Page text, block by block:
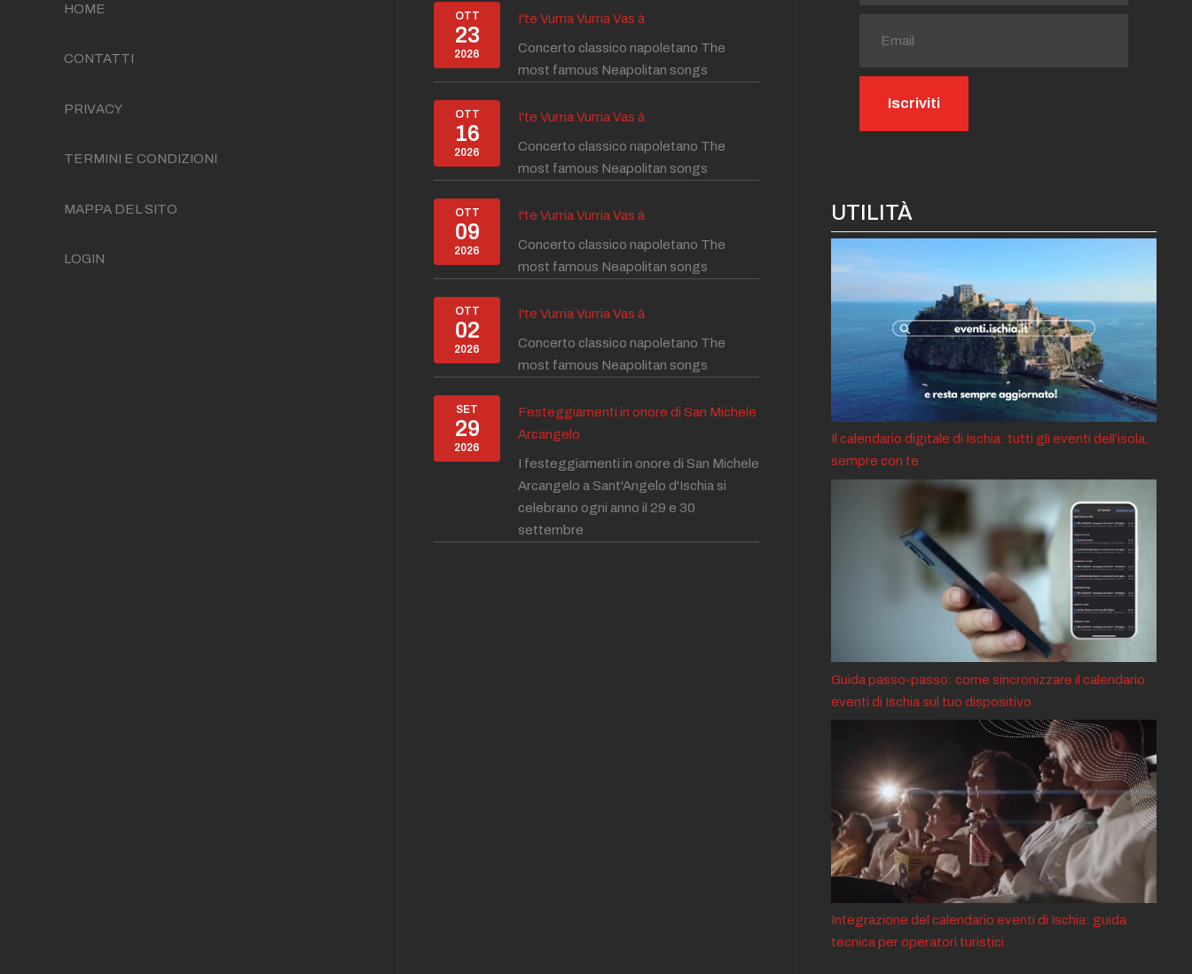
HOME
CONTATTI
PRIVACY
TERMINI E CONDIZIONI
MAPPA DEL SITO
LOGIN
OTT
23
2026
I'te Vurria Vurria Vas à
Concerto classico napoletano The
most famous Neapolitan songs
OTT
16
2026
I'te Vurria Vurria Vas à
Concerto classico napoletano The
most famous Neapolitan songs
OTT
09
2026
I'te Vurria Vurria Vas à
Concerto classico napoletano The
most famous Neapolitan songs
OTT
02
2026
I'te Vurria Vurria Vas à
Concerto classico napoletano The
most famous Neapolitan songs
SET
29
2026
Festeggiamenti in onore di San Michele
Arcangelo
I festeggiamenti in onore di San Michele
Arcangelo a Sant'Angelo d'Ischia si
celebrano ogni anno il 29 e 30
settembre
UTILITÀ
Il calendario digitale di Ischia: tutti gli eventi dell’isola,
sempre con te
Guida passo-passo: come sincronizzare il calendario
eventi di Ischia sul tuo dispositivo
Integrazione del calendario eventi di Ischia: guida
tecnica per operatori turistici